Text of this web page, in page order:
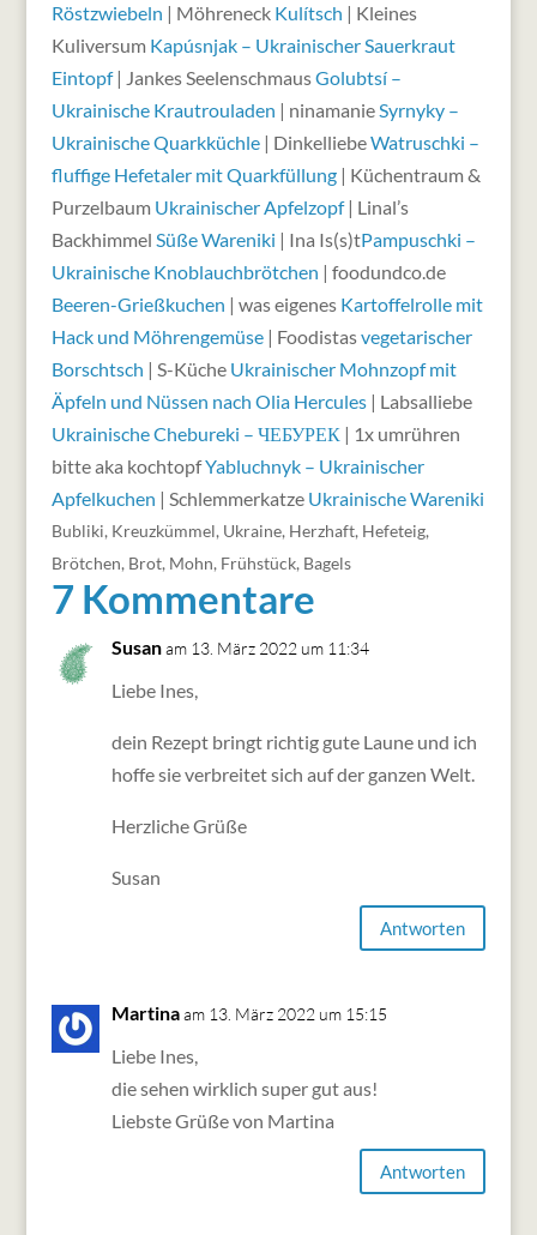
Röstzwiebeln | Möhreneck Kulítsch | Kleines
Kuliversum Kapúsnjak – Ukrainischer Sauerkraut
Eintopf| Jankes SeelenschmausGolubtsí –
Ukrainische Krautrouladen | ninamanieSyrnyky –
Ukrainische Quarkküchle| DinkelliebeWatruschki –
fluffige Hefetaler mit Quarkfüllung| Küchentraum &
Purzelbaum Ukrainischer Apfelzopf| Linal’s
Backhimmel Süße Wareniki | Ina Is(s)tPampuschki –
Ukrainische Knoblauchbrötchen | foodundco.de
Beeren-Grießkuchen | was eigenes Kartoffelrolle mit
Hack und Möhrengemüse| Foodistasvegetarischer
Borschtsch | S-Küche Ukrainischer Mohnzopf mit
Äpfeln und Nüssen nach Olia Hercules| Labsalliebe
Ukrainische Chebureki – ЧЕБУРЕК| 1x umrühren
bitte aka kochtopfYabluchnyk – Ukrainischer
Apfelkuchen | Schlemmerkatze Ukrainische Wareniki
Bubliki, Kreuzkümmel, Ukraine, Herzhaft, Hefeteig,
Brötchen, Brot, Mohn, Frühstück, Bagels
7 Kommentare
Susan am 13. März 2022 um 11:34
Liebe Ines,
dein Rezept bringt richtig gute Laune und ich
hoffe sie verbreitet sich auf der ganzen Welt.
Herzliche Grüße
Susan
Antworten
Martina am 13. März 2022 um 15:15
Liebe Ines,
die sehen wirklich super gut aus!
Liebste Grüße von Martina
Antworten